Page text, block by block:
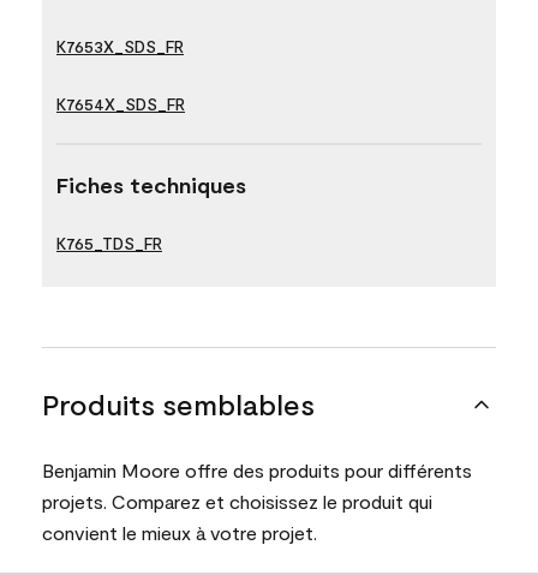
K7653X_SDS_FR
K7654X_SDS_FR
Fiches techniques
K765_TDS_FR
Produits semblables
Benjamin Moore offre des produits pour différents
projets. Comparez et choisissez le produit qui
convient le mieux à votre projet.